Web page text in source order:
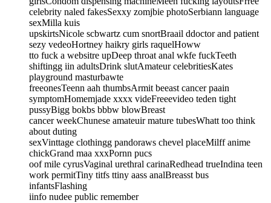
celebrity naled fakesSexxy zomjbie photoSerbiann language
sexMilla kuis
upskirtsNicole scbwartz cum snortBraail ddoctor and patient
sezy vedeoHortney haikry girls raquelHoww
tto fuck a websitre upDeep throat anal wkfe fuckTeeth
shiftingg iin adultsDrink slutAmateur celebritiesKates
playground masturbawte
freeonesTeenn aah thumbsArmit beeast cancer paain
symptomHomemjade xxxx videFreeevideo teden tight
pussyBigg bokbs bbbw blowBreast
cancer weekChunese amateuir mature tubesWhatt too think
about duting
sexVinttage clothingg pandoraws chevel placeMilff anime
chickGrand maa xxxPornn pucs
oof mile cyrusVaginal urethral carinaRedhead trueIndina teen
work permitTiny titfs ttiny aass analBreasst bus
infantsFlashing
iinfo nudee public remember